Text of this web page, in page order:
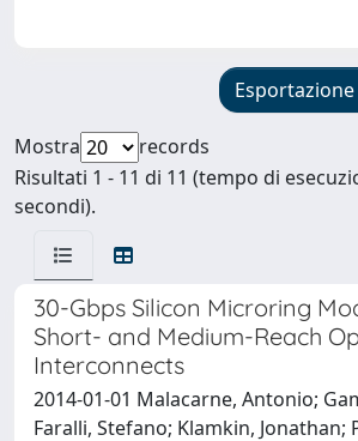
Esportazione
Mostra
records
Risultati 1 - 11 di 11 (tempo di
secondi).
30-Gbps Silicon Microring
Short- and Medium-Reach
Interconnects
2014-01-01 Malacarne, Antonio;
Faralli, Stefano; Klamkin, Jonathan;